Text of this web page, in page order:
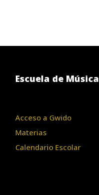
Escuela de Música
Acceso a Gwido
Materias
Calendario Escolar